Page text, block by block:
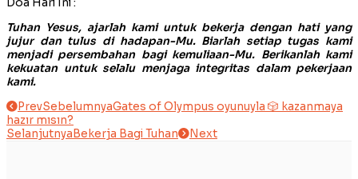
Doa Hari Ini :
Tuhan Yesus, ajarlah kami untuk bekerja dengan hati yang
jujur dan tulus di hadapan-Mu. Biarlah setiap tugas kami
menjadi persembahan bagi kemuliaan-Mu. Berikanlah kami
kekuatan untuk selalu menjaga integritas dalam pekerjaan
kami.
PrevSebelumnyaGates of Olympus oyunuyla 🎲 kazanmaya
hazır mısın?
Selanjutnya Bekerja Bagi Tuhan Next